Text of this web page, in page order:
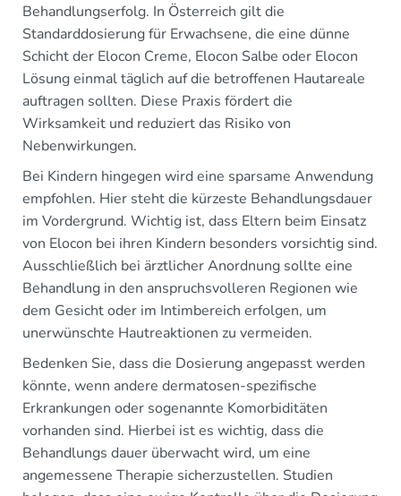
Behandlungserfolg. In Österreich gilt die
Standarddosierung für Erwachsene, die eine dünne
Schicht der Elocon Creme, Elocon Salbe oder Elocon
Lösung einmal täglich auf die betroffenen Hautareale
auftragen sollten. Diese Praxis fördert die
Wirksamkeit und reduziert das Risiko von
Nebenwirkungen.
Bei Kindern hingegen wird eine sparsame Anwendung
empfohlen. Hier steht die kürzeste Behandlungsdauer
im Vordergrund. Wichtig ist, dass Eltern beim Einsatz
von Elocon bei ihren Kindern besonders vorsichtig sind.
Ausschließlich bei ärztlicher Anordnung sollte eine
Behandlung in den anspruchsvolleren Regionen wie
dem Gesicht oder im Intimbereich erfolgen, um
unerwünschte Hautreaktionen zu vermeiden.
Bedenken Sie, dass die Dosierung angepasst werden
könnte, wenn andere dermatosen-spezifische
Erkrankungen oder sogenannte Komorbiditäten
vorhanden sind. Hierbei ist es wichtig, dass die
Behandlungs dauer überwacht wird, um eine
angemessene Therapie sicherzustellen. Studien